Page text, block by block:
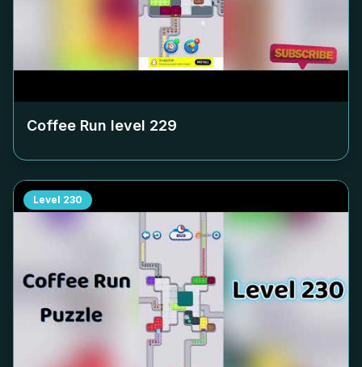
Coffee Run level 229
Level 230